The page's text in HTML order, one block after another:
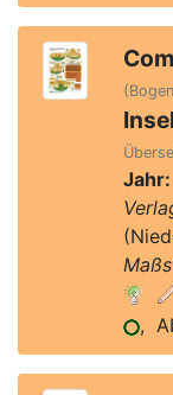
Jahr:
,